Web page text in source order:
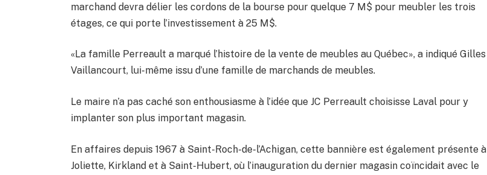
marchand devra délier les cordons de la bourse pour quelque 7 M$ pour meubler les trois
étages, ce qui porte l’investissement à 25 M$.
«La famille Perreault a marqué l’histoire de la vente de meubles au Québec», a indiqué Gilles
Vaillancourt, lui-même issu d’une famille de marchands de meubles.
Le maire n’a pas caché son enthousiasme à l’idée que JC Perreault choisisse Laval pour y
implanter son plus important magasin.
En affaires depuis 1967 à Saint-Roch-de-l’Achigan, cette bannière est également présente à
Joliette, Kirkland et à Saint-Hubert, où l’inauguration du dernier magasin coïncidait avec le